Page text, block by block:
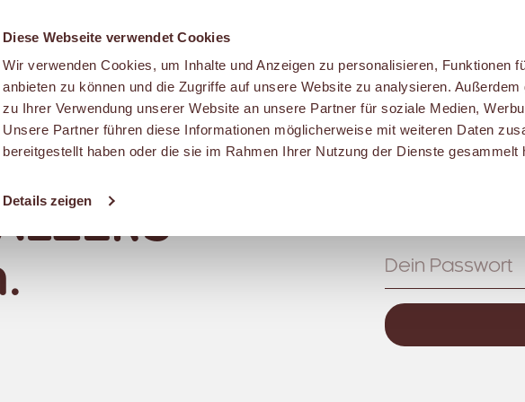
Diese Webseite verwendet Cookies
Wir verwenden Cookies, um Inhalte und Anzeigen zu personalisieren, Funktionen
anbieten zu können und die Zugriffe auf unsere Website zu analysieren.
zu Ihrer Verwendung unserer Website an unsere Partner für soziale Medien,
Unsere Partner führen diese Informationen möglicherweise mit weiteren Daten
bereitgestellt haben oder die sie im Rahmen Ihrer Nutzung der Dienste gesammelt
Details zeigen
jetzt
Mein Malzers
Passwort: